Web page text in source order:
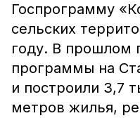
Госпрограмму
сельских
году. В прошлом
программы на
и построили 3,7
метров жилья,